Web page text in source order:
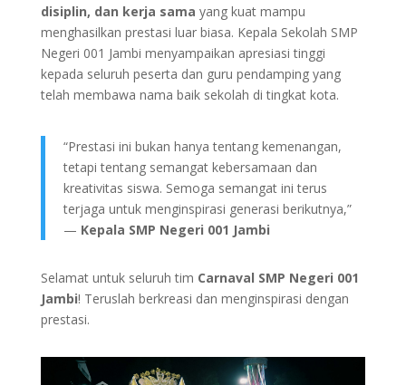
disiplin, dan kerja sama yang kuat mampu
menghasilkan prestasi luar biasa. Kepala Sekolah SMP
Negeri 001 Jambi menyampaikan apresiasi tinggi
kepada seluruh peserta dan guru pendamping yang
telah membawa nama baik sekolah di tingkat kota.
“Prestasi ini bukan hanya tentang kemenangan,
tetapi tentang semangat kebersamaan dan
kreativitas siswa. Semoga semangat ini terus
terjaga untuk menginspirasi generasi berikutnya,”
— Kepala SMP Negeri 001 Jambi
Selamat untuk seluruh tim Carnaval SMP Negeri 001
Jambi! Teruslah berkreasi dan menginspirasi dengan
prestasi.